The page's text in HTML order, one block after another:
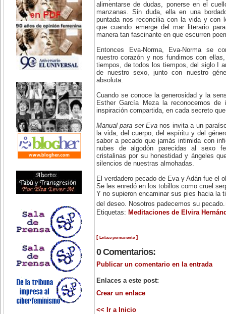
alimentarse de dudas, ponerse en el
manzanas. Sin duda, ella en una
puntada nos reconcilia con la vida y con
que cuando emerge del mar literario
manera tan fascinante en que escurren
Entonces Eva-Norma, Eva-Norma se
nuestro corazón y nos fundimos con
tiempos, de todos los tiempos, del siglo I
de nuestro sexo, junto con nuestro
absoluta.
Cuando se conoce la generosidad y la
Esther García Meza la reconocemos
inspiración compartida, en cada secreto
Manual para ser Eva nos invita a un
la vida, del cuerpo, del espíritu y del
sabor a pecado que jamás intimida con
nubes de algodón parecidas al sexo
cristalinas por su honestidad y ángeles
silencios de nuestras almohadas.
El verdadero pecado de Eva y Adán fue el
Se les enredó en los tobillos como cruel
Y no supieron encaminar sus pies hacia la
del deseo. Nosotros padecemos su pecado.
Etiquetas: Meditaciones de Elvira
[ Enlace permanente]
0 Comentarios:
Publicar un comentario en la entrada
Enlaces a este post:
Crear un enlace
<< Ir a Inicio